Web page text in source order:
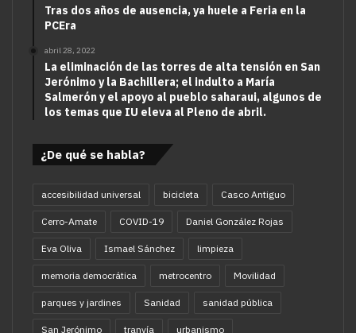
Tras dos años de ausencia, ya huele a Feria en la
PCEra
abril 28, 2022
La eliminación de las torres de alta tensión en San
Jerónimo y la Bachillera; el indulto a María
Salmerón y el apoyo al pueblo saharaui, algunos de
los temas que IU eleva al Pleno de abril.
¿De qué se habla?
accesibilidad universal bicicleta Casco Antiguo
Cerro-Amate COVID-19 Daniel González Rojas
Eva Oliva Ismael Sánchez limpieza
memoria democrática metrocentro Movilidad
parques y jardines Sanidad sanidad pública
San Jerónimo tranvía urbanismo